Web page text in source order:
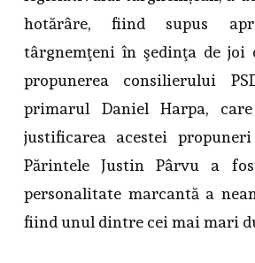
hotărâre, fiind supus
târgnemţeni în şedinţa de joi
propunerea consilierului
primarul Daniel Harpa,
justificarea acestei
Părintele Justin Pârvu a
personalitate marcantă a
fiind unul dintre cei mai mari